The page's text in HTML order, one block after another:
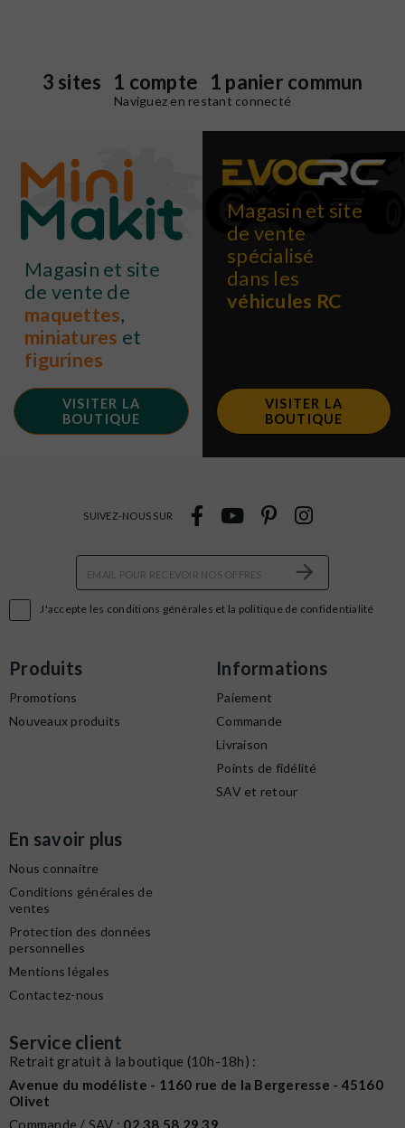
3 sites 1 compte 1 panier commun
Naviguez en restant connecté
Magasin et site
de vente de
maquettes,
miniatures et
figurines
VISITER LA
BOUTIQUE
Magasin et site
de vente
spécialisé
dans les
véhicules RC
VISITER LA
BOUTIQUE
J'accepte les conditions générales et la politique de confidentialité
SUIVEZ-NOUS SUR
Produits
Promotions
Nouveaux produits
Informations
Paiement
Commande
Livraison
Points de fidélité
SAV et retour
En savoir plus
Nous connaitre
Conditions générales de
ventes
Protection des données
personnelles
Mentions légales
Contactez-nous
Service client
Retrait gratuit à la boutique (10h-18h) :
Avenue du modéliste - 1160 rue de la Bergeresse - 45160
Olivet
Commande / SAV : 02 38 58 29 39